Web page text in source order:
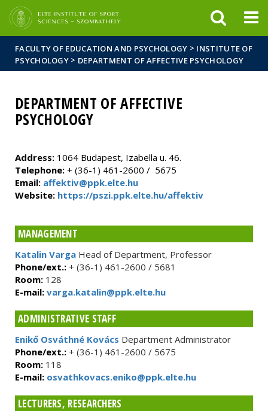
FACULTY OF EDUCATION AND PSYCHOLOGY > INSTITUTE OF
PSYCHOLOGY > DEPARTMENT OF AFFECTIVE PSYCHOLOGY
DEPARTMENT OF AFFECTIVE
PSYCHOLOGY
Address: 1064 Budapest, Izabella u. 46.
Telephone: + (36-1) 461-2600 / 5675
Email: affektiv@ppk.elte.hu
Website: https://pszi.ppk.elte.hu/affektiv
MANAGEMENT
Katalin Varga Head of Department, Professor
Phone/ext.: + (36-1) 461-2600 / 5681
Room: 128
E-mail: varga.katalin@ppk.elte.hu
ADMINISTRATIVE STAFF
Enikő Osváthné Kovács Department Administrator
Phone/ext.: + (36-1) 461-2600 / 5675
Room: 118
E-mail: osvathkovacs.eniko@ppk.elte.hu
LECTURERS, RESEARCHERS